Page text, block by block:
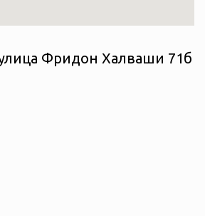
Фридон Халваши 71б